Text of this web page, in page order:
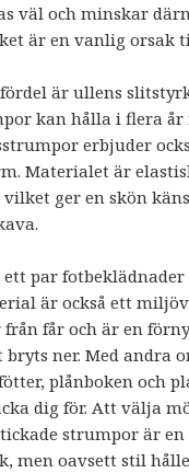
väl och minskar
är en vanlig orsak
är ullens
kan hålla i flera år
erbjuder
Materialet är
vilket ger en skön
par fotbeklädnader
är också ett
får och är en
ner. Med andra
plånboken och
dig för. Att välja
strumpor är en
men oavsett stil